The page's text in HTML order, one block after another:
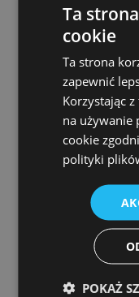
nawet 25-
Koszt
Mieszkasz
firmy, która
Twojej
się z nami
kontaktowy.
wstępne
Twojej
Ta
cookie
Ta strona
zapewnić
Korzystając
na używanie
cookie
polityki
POKAŻ